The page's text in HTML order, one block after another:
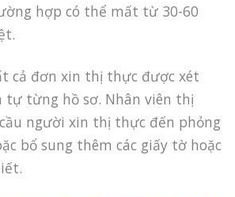
hợp có thể mất từ 30-60
cả đơn xin thị thực được xét
từng hồ sơ. Nhân viên thị
người xin thị thực đến phỏng
bổ sung thêm các giấy tờ hoặc